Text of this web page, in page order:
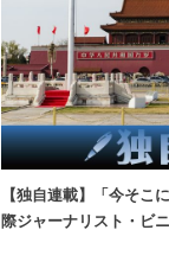
【独自連載】「今そ
際ジャーナリスト・ビ